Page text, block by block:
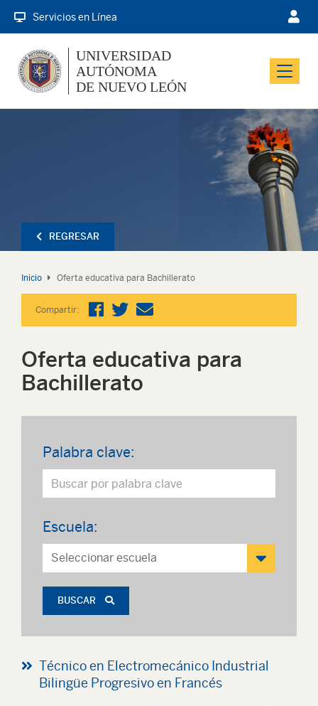
Servicios en Línea
Menu
UNIVERSIDAD
AUTÓNOMA
DE NUEVO LEÓN
REGRESAR
Inicio Oferta educativa para Bachillerato
Compartir:
Oferta educativa para
Bachillerato
Palabra clave:
Escuela:
BUSCAR
Técnico en Electromecánico Industrial
Bilingüe Progresivo en Francés